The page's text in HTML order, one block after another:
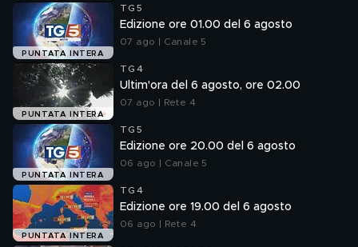
PUNTATA INTERA
TG5
Edizione ore 01.00 del 6 agosto
07 ago | Canale 5
PUNTATA INTERA
TG4
Ultim'ora del 6 agosto, ore 02.00
07 ago | Rete 4
PUNTATA INTERA
TG5
Edizione ore 20.00 del 6 agosto
06 ago | Canale 5
PUNTATA INTERA
TG4
Edizione ore 19.00 del 6 agosto
06 ago | Rete 4